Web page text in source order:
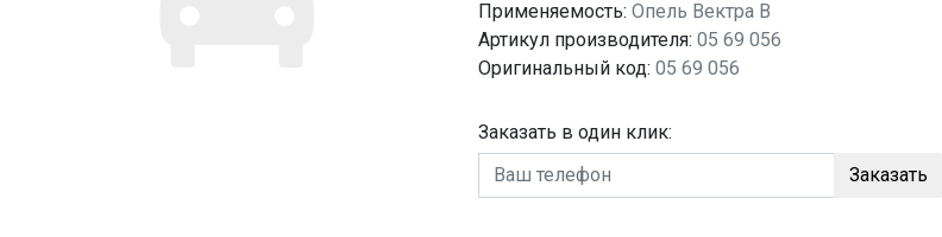
Применяемость: Опель Вектра B
Артикул производителя: 05 69 056
Оригинальный код: 05 69 056
Заказать в один клик:
Заказать